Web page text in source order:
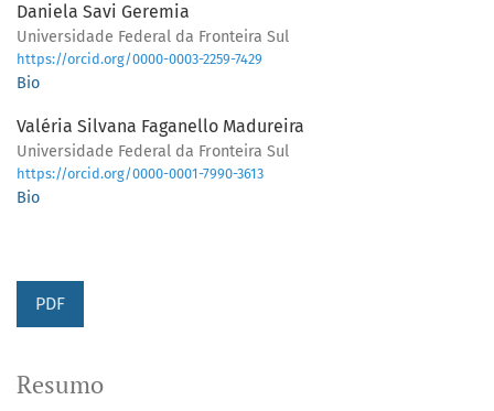
Daniela Savi Geremia
Universidade Federal da Fronteira Sul
https://orcid.org/0000-0003-2259-7429
Bio
Valéria Silvana Faganello Madureira
Universidade Federal da Fronteira Sul
https://orcid.org/0000-0001-7990-3613
Bio
PDF
Resumo